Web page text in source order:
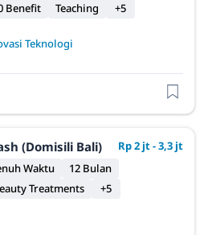
Benefit Teaching +5
Teknologi
(Domisili Bali)
Rp 2 jt - 3,3 jt
Waktu
12 Bulan
Treatments +5